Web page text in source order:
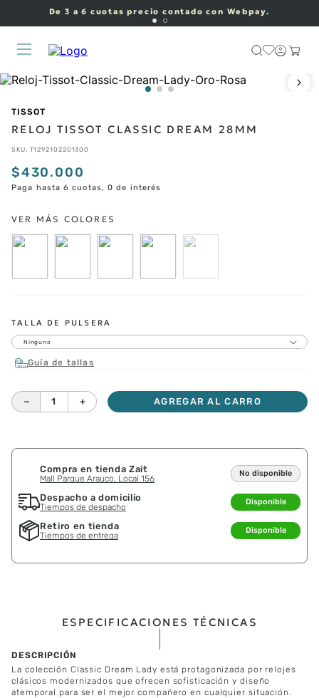
De 3 a 6 cuotas precio contado con Webpay.
TISSOT
RELOJ TISSOT CLASSIC DREAM 28MM
SKU: T1292102201300
$430.000
Paga hasta 6 cuotas, 0 de interés
TALLA DE PULSERA
Ninguno
Guía de tallas
＋
－ AGREGAR AL CARRO
Compra en tienda Zait
Mall Parque Arauco, Local 156
No disponible
Despacho a domicilio
Tiempos de despacho
Disponible
Retiro en tienda
Tiempos de entrega
Disponible
ESPECIFICACIONES TÉCNICAS
La colección Classic Dream Lady está protagonizada por relojes
clásicos modernizados que ofrecen sofisticación y diseño
atemporal para ser el mejor compañero en cualquier situación.